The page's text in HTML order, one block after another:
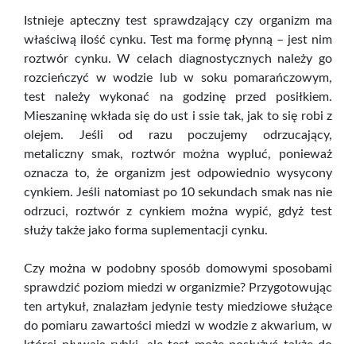
Istnieje apteczny test sprawdzający czy organizm ma
właściwą ilość cynku. Test ma formę płynną – jest nim
roztwór cynku. W celach diagnostycznych należy go
rozcieńczyć w wodzie lub w soku pomarańczowym,
test należy wykonać na godzinę przed posiłkiem.
Mieszaninę wkłada się do ust i ssie tak, jak to się robi z
olejem. Jeśli od razu poczujemy odrzucający,
metaliczny smak, roztwór można wypluć, ponieważ
oznacza to, że organizm jest odpowiednio wysycony
cynkiem. Jeśli natomiast po 10 sekundach smak nas nie
odrzuci, roztwór z cynkiem można wypić, gdyż test
służy także jako forma suplementacji cynku.
Czy można w podobny sposób domowymi sposobami
sprawdzić poziom miedzi w organizmie? Przygotowując
ten artykuł, znalazłam jedynie testy miedziowe służące
do pomiaru zawartości miedzi w wodzie z akwarium, w